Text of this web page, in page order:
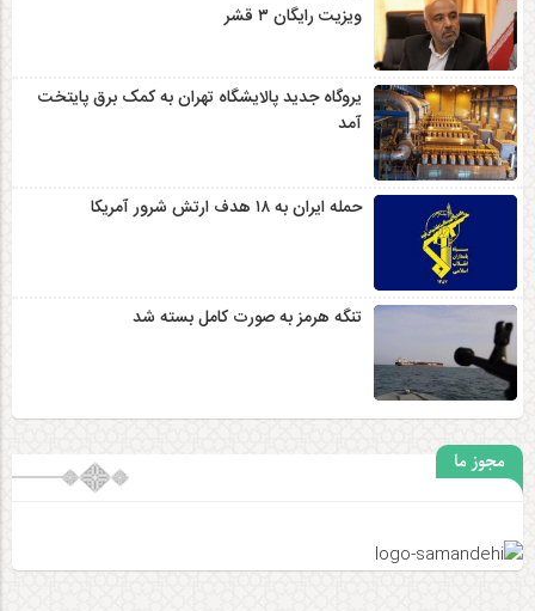
ویزیت رایگان ۳ قشر
یروگاه جدید پالایشگاه تهران به کمک برق پایتخت
آمد
حمله ایران به ۱۸ هدف ارتش شرور آمریکا
تنگه هرمز به صورت کامل بسته شد
مجوز ما